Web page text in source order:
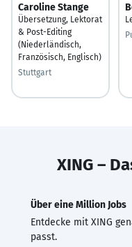
Caroline Stange
Übersetzung, Lektorat
& Post-Editing
(Niederländisch,
Französisch, Englisch)
Stuttgart
XING –
Über eine Million Jobs
Entdecke mit XING
passt.